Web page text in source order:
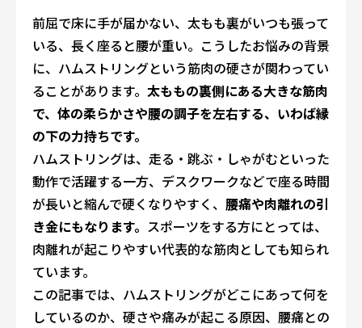
前屈で床に手が届かない、太もも裏がいつも張って
いる、長く座ると腰が重い。こうしたお悩みの背景
に、ハムストリングという筋肉の硬さが関わってい
ることがあります。 太ももの裏側にある大きな筋肉
で、体の柔らかさや腰の調子を左右する、いわば縁
の下の力持ちです。
ハムストリングは、走る・跳ぶ・しゃがむといった
動作で活躍する一方、デスクワークなどで座る時間
が長いと縮んで硬くなりやすく、 腰痛や肉離れの引
き金にもなります。 スポーツをする方にとっては、
肉離れが起こりやすい代表的な筋肉としても知られ
ています。
この記事では、ハムストリングがどこにあって何を
しているのか、硬さや痛みが起こる原因、腰痛との